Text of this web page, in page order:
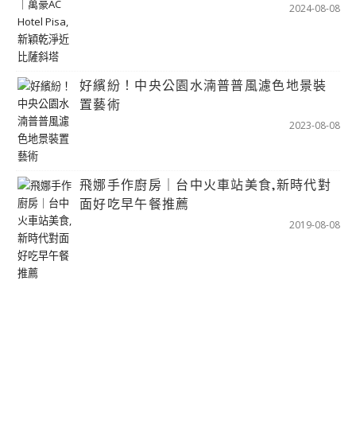
2024-08-08
好繽紛！中央公園水湳普普風濾色地景裝
置藝術
2023-08-08
飛娜手作廚房｜台中火車站美食,新時代對
面好吃早午餐推薦
2019-08-08